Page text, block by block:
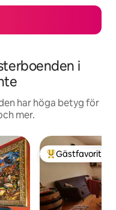
i
har höga betyg för
mer.
Populär
Gästfavorit